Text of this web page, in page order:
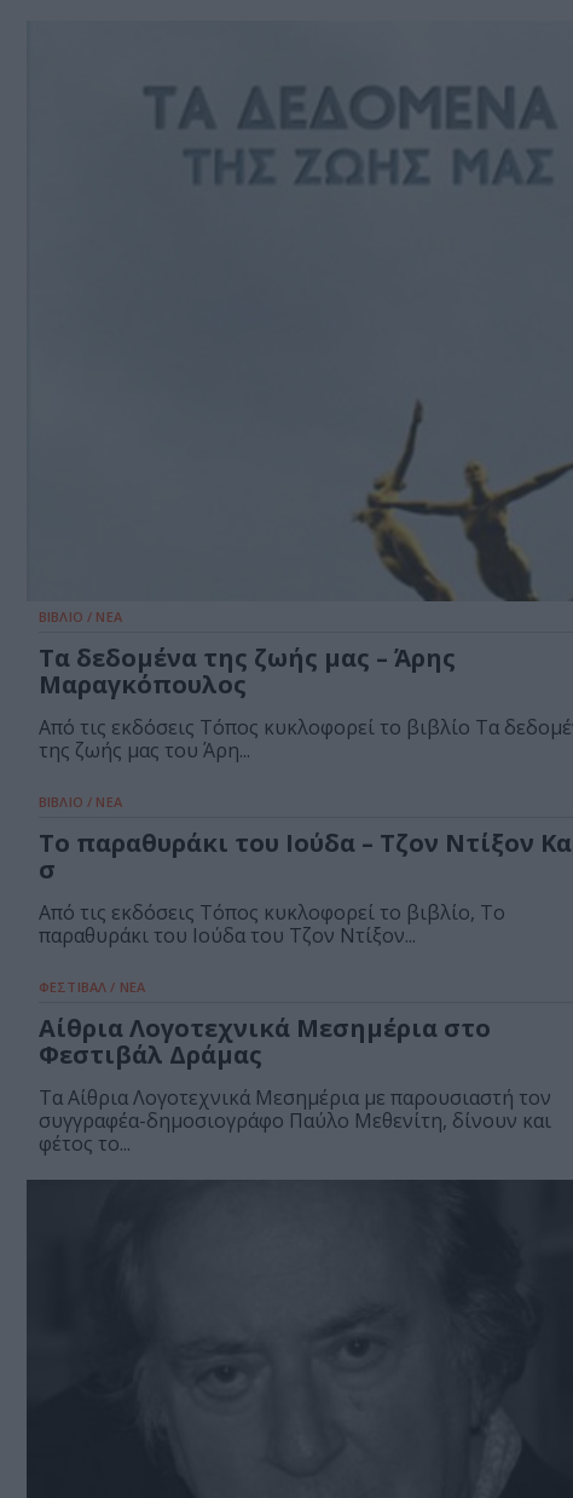
ΒΙΒΛΙΟ / ΝΕΑ
Τα δεδομένα της ζωής μας – Άρης
Μαραγκόπουλος
Από τις εκδόσεις Τόπος κυκλοφορεί το βιβλίο Τα
της ζωής μας του Άρη...
ΒΙΒΛΙΟ / ΝΕΑ
Το παραθυράκι του Ιούδα – Τζον Ντίξον
σ
Από τις εκδόσεις Τόπος κυκλοφορεί το βιβλίο, Το
παραθυράκι του Ιούδα του Τζον Ντίξον...
ΦΕΣΤΙΒΑΛ / ΝΕΑ
Αίθρια Λογοτεχνικά Μεσημέρια στο
Φεστιβάλ Δράμας
Τα Αίθρια Λογοτεχνικά Μεσημέρια με παρουσιαστή τον
συγγραφέα-δημοσιογράφο Παύλο Μεθενίτη, δίνουν και
φέτος το...